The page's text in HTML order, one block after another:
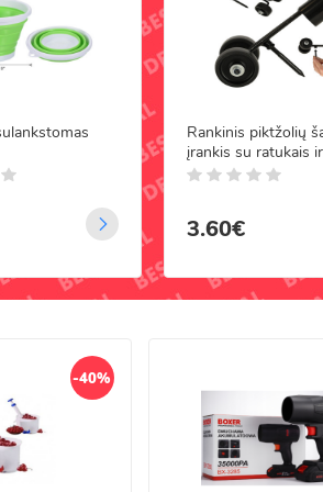
įrankius tiek pradedantiesiems
laikyseną ir tvarkingą aplinką, kurioje
LED lempučių kalėdinė
- 22m
Rankinis piktžolių
įrankis su ratukais ir
smaigaliu
3.60€
-40%